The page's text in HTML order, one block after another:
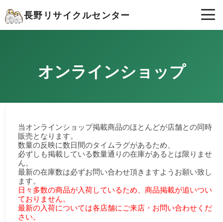
長野リサイクルセンター
オンラインショップ
当オンラインショップ掲載商品のほとんどが店舗との同時
販売となります。
数量の反映に数日間のタイムラグがあるため、
必ずしも掲載している数量通りの在庫があるとは限りませ
ん。
最新の在庫数は必ずお問い合わせ頂きますようお願い致し
ます。
日々多数の商品が入荷しているため、商品掲載が追いつい
ておりません。
最新の入荷については各店舗にご来店・お問い合わせくだ
さい。